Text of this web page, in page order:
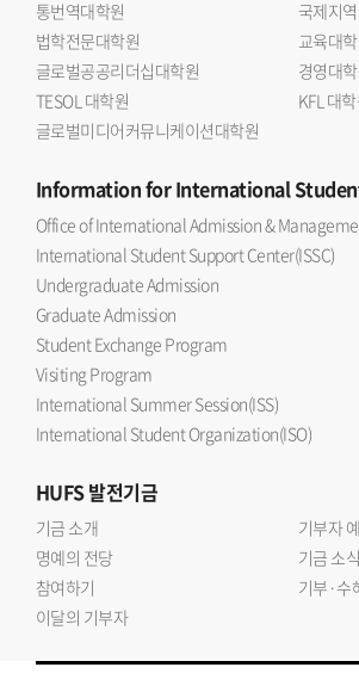
통번역대학원
국제지
법학전문대학원
교육대
글로벌공공리더십대학원
경영대
TESOL 대학원
KFL 대
글로벌미디어커뮤니케이션대학원
Informationfor International
Office of International Admission &
International Student Support Center(ISSC)
Undergraduate Admission
Graduate Admission
Student Exchange Program
Visiting Program
International Summer Session(ISS)
International Student Organization(ISO)
HUFS발전기금
기금 소개
기부자
명예의 전당
기금 소식
참여하기
기부·수
이달의 기부자